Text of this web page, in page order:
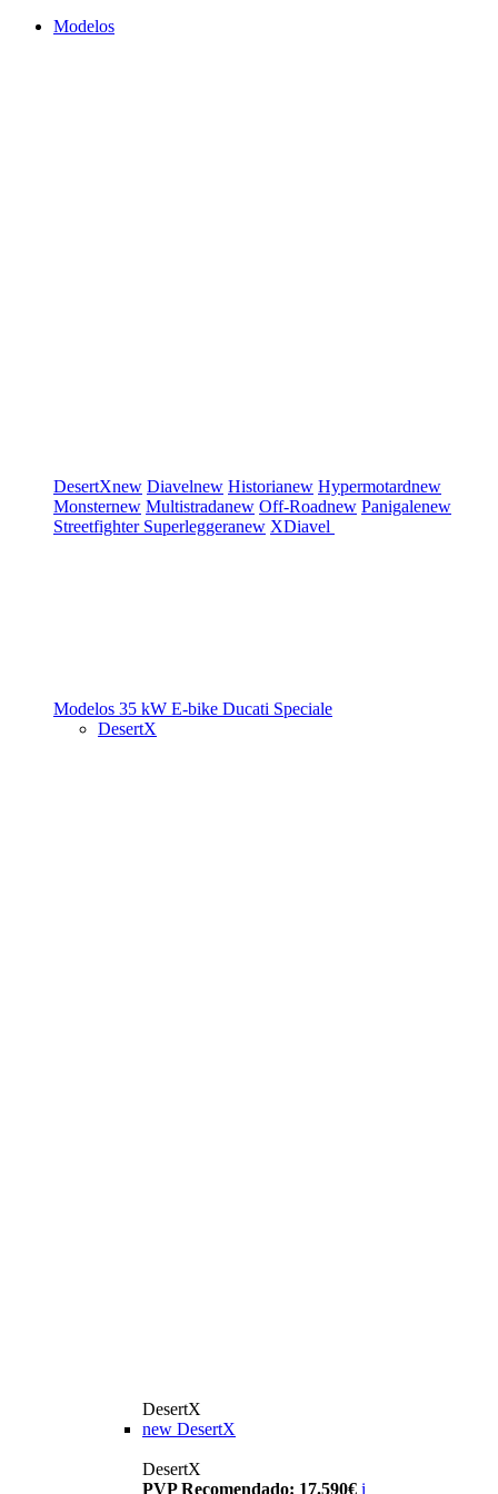
Modelos
DesertXnew Diavelnew Historianew Hypermotardnew
Monsternew Multistradanew Off-Roadnew Panigalenew
Streetfighter Superleggeranew XDiavel
Modelos 35 kW E-bike Ducati Speciale
DesertX
DesertX
new DesertX
DesertX
PVP Recomendado: 17.590€ i